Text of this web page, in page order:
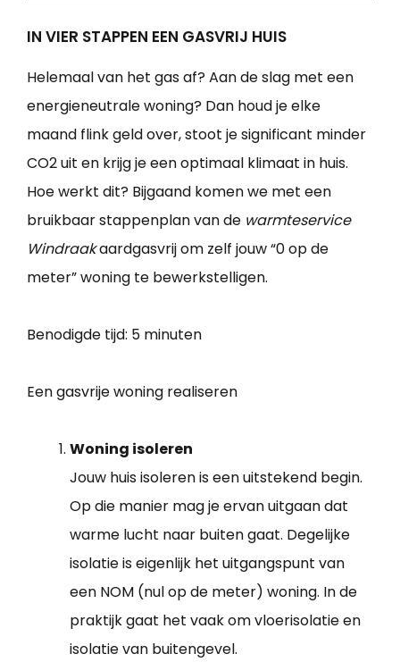
IN VIER STAPPEN EEN GASVRIJ HUIS
Helemaal van het gas af? Aan de slag met een
energieneutrale woning? Dan houd je elke
maand flink geld over, stoot je significant minder
CO2 uit en krijg je een optimaal klimaat in huis.
Hoe werkt dit? Bijgaand komen we met een
bruikbaar stappenplan van de warmteservice
Windraakaardgasvrij om zelf jouw “0 op de
meter” woning te bewerkstelligen.
Benodigde tijd: 5 minuten
Een gasvrije woning realiseren
Woning isoleren
Jouw huis isoleren is een uitstekend begin.
Op die manier mag je ervan uitgaan dat
warme lucht naar buiten gaat. Degelijke
isolatie is eigenlijk het uitgangspunt van
een NOM (nul op de meter) woning. In de
praktijk gaat het vaak om vloerisolatie en
isolatie van buitengevel.